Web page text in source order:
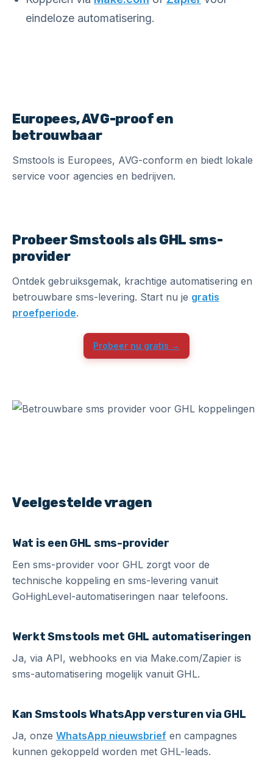
eindeloze automatisering.
Europees, AVG-proof en
betrouwbaar
Smstools is Europees, AVG-conform en biedt lokale
service voor agencies en bedrijven.
Probeer Smstools als GHL sms-
provider
Ontdek gebruiksgemak, krachtige automatisering en
betrouwbare sms-levering. Start nu je gratis
proefperiode.
Probeer nu gratis →
Veelgestelde vragen
Wat is een GHL sms-provider
Een sms-provider voor GHL zorgt voor de
technische koppeling en sms-levering vanuit
GoHighLevel-automatiseringen naar telefoons.
Werkt Smstools met GHL automatiseringen
Ja, via API, webhooks en via Make.com/Zapier is
sms-automatisering mogelijk vanuit GHL.
Kan Smstools WhatsApp versturen via GHL
Ja, onze WhatsApp nieuwsbrief en campagnes
kunnen gekoppeld worden met GHL-leads.